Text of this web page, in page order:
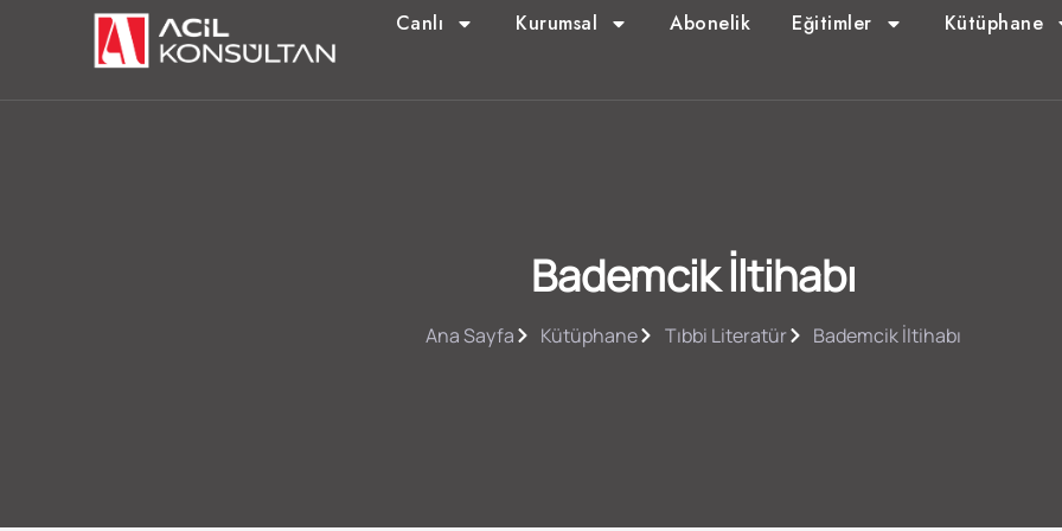
Canlı Kurumsal Abonelik Eğitimler Kütüphane
Bademcik İltihabı
Ana Sayfa Kütüphane Tıbbi Literatür Bademcik İltihabı